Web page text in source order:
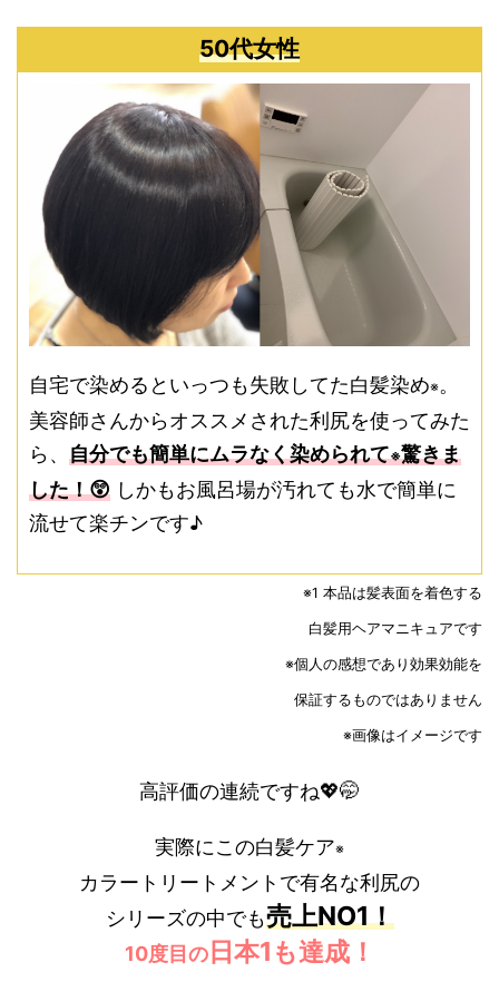
50代女性
自宅で染めるといっつも失敗してた白髪染め※。
美容師さんからオススメされた利尻を使ってみた
ら、 自分でも簡単にムラなく染められて※驚きま
した！😲 しかもお風呂場が汚れても水で簡単に
流せて楽チンです♪
※1 本品は髪表面を着色する
白髪用ヘアマニキュアです
※個人の感想であり効果効能を
保証するものではありません
※画像はイメージです
高評価の連続ですね💖🤭
実際にこの白髪ケア※
カラートリートメントで有名な利尻の
シリーズの中でも売上NO1！
10度目の日本1も達成！